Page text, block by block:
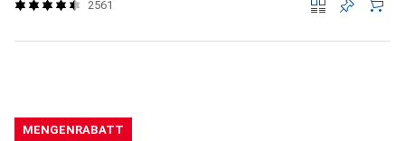
2561
MENGENRABATT